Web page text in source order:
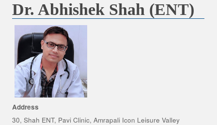
Dr. Abhishek Shah (ENT)
Address
30, Shah ENT, Pavi Clinic, Amrapali Icon Leisure Valley